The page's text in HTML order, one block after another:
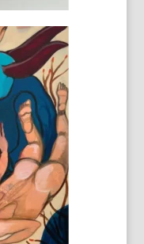
l'oie